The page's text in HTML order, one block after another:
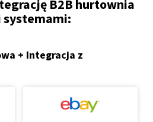
B2B hurtownia
+ Integracja z